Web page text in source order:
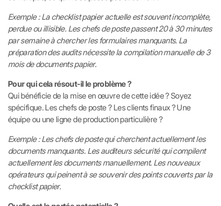
Exemple : La checklist papier actuelle est souvent incomplète,
perdue ou illisible. Les chefs de poste passent 20 à 30 minutes
par semaine à chercher les formulaires manquants. La
préparation des audits nécessite la compilation manuelle de 3
mois de documents papier.
Pour qui cela résout-il le problème ?
Qui bénéficie de la mise en œuvre de cette idée ? Soyez
spécifique. Les chefs de poste ? Les clients finaux ? Une
équipe ou une ligne de production particulière ?
Exemple : Les chefs de poste qui cherchent actuellement les
documents manquants. Les auditeurs sécurité qui compilent
actuellement les documents manuellement. Les nouveaux
opérateurs qui peinent à se souvenir des points couverts par la
checklist papier.